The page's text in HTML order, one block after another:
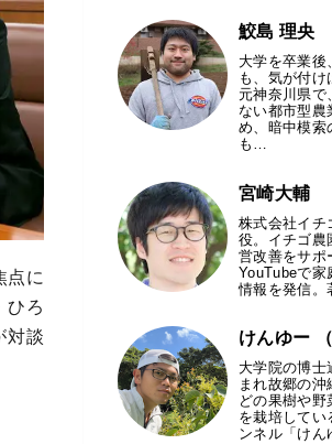
点に
ひろ
対談
鮫島 理央
大学を卒業後
も、気が付け
元神奈川県で
ない都市型農
め、暗中模索
も…
宮崎大輔
株式会社イチ
役。イチゴ農
営改善をサポ
YouTubeで家
情報を発信。
けんゆー
大学院の博士
まれ故郷の沖
どの果樹や野
を栽培してい
ンネル「け